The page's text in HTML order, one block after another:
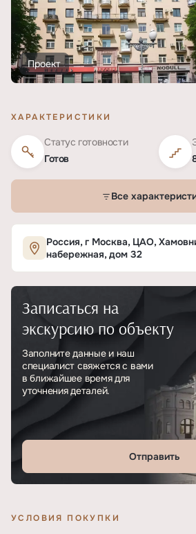
Проект
ХАРАКТЕРИСТИКИ
Статус готовности
Готов
Все
Характеристики ЖК
ТипЖК
Этажность
Россия, г Москва, ЦАО,
набережная, дом 32
Записаться на
экскурсию по объекту
Заполните данные и наш
специалист свяжется с вами
в ближайшее время для
уточнения деталей.
Отправить
УСЛОВИЯ ПОКУПКИ